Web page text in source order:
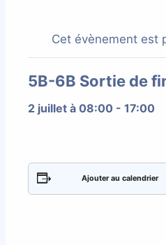
Cet évènement est
5B-6B Sortie de
2 juillet à 08:00 - 17:00
Ajouter au calendrier